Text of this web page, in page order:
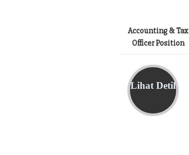
Accounting & Tax
Officer Position
Lihat Detil